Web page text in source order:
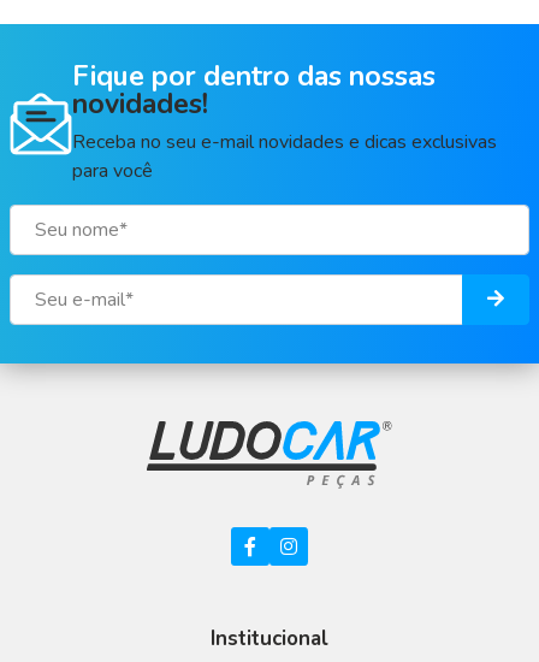
Fique por dentro das nossas
novidades!
Receba no seu e-mail novidades e dicas exclusivas
para você
Institucional